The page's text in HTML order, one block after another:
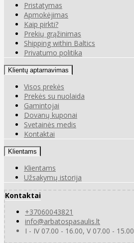
Pristatymas
Apmokėjimas
Kaip pirkti?
Prekių grąžinimas
Shipping within Baltics
Privatumo politika
Klientų aptarnavimas
Visos prekės
Prekės su nuolaida
Gamintojai
Dovanų kuponai
Svetainės medis
Kontaktai
Klientams
Klientams
Užsakymų istorija
Kontaktai
+37060043821
info@arbatospasaulis.lt
I - IV 07.00 - 16.00, V 07.00 - 15.00